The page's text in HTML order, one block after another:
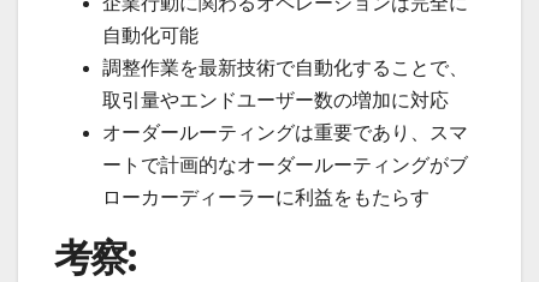
自動化可能
調整作業を最新技術で自動化することで、
取引量やエンドユーザー数の増加に対応
オーダールーティングは重要であり、スマ
ートで計画的なオーダールーティングがブ
ローカーディーラーに利益をもたらす
考察: